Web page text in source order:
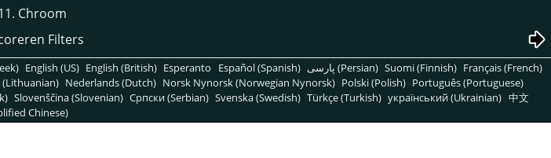
Chroom
Filters
English (US) English (British) Esperanto Español (Spanish) پارسی (Persian) Suomi (Finnish) Français (French)
(Lithuanian) Nederlands (Dutch) Norsk Nynorsk (Norwegian Nynorsk) Polski (Polish) Português (Portuguese)
Slovenščina (Slovenian) Српски (Serbian) Svenska (Swedish) Türkçe (Turkish) український (Ukrainian) 中文
Chinese)